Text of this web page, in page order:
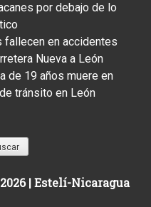
por debajo de lo
fallecen en accidentes
Nueva a León
de 19 años muere en
tránsito en León
| Estelí-Nicaragua